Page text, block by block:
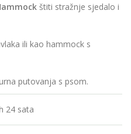
štiti stražnje sjedalo i
ili kao hammock s
putovanja s psom.
24 sata